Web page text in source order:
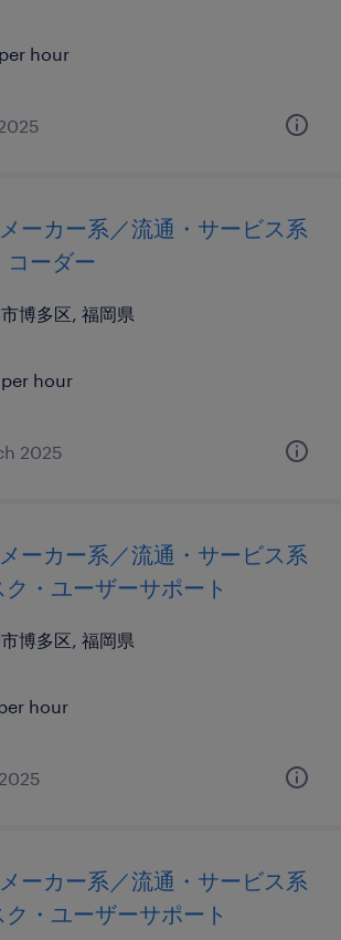
hour
ーカー系／流通・サービス系
ーダー
博多区, 福岡県
hour
2025
ーカー系／流通・サービス系
・ユーザーサポート
博多区, 福岡県
hour
ーカー系／流通・サービス系
・ユーザーサポート